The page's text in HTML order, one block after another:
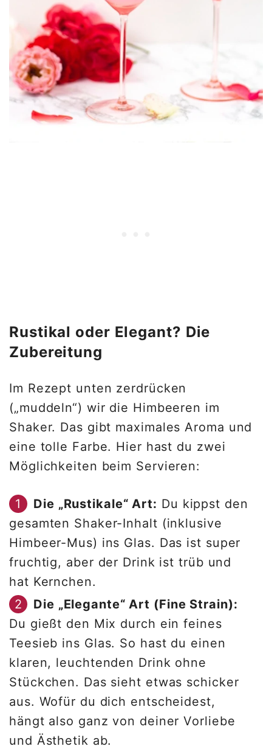
Rustikal oder Elegant? Die
Zubereitung
Im Rezept unten zerdrücken
(„muddeln“) wir die Himbeeren im
Shaker. Das gibt maximales Aroma und
eine tolle Farbe. Hier hast du zwei
Möglichkeiten beim Servieren:
Die „Rustikale“ Art: Du kippst den
gesamten Shaker-Inhalt (inklusive
Himbeer-Mus) ins Glas. Das ist super
fruchtig, aber der Drink ist trüb und
hat Kernchen.
Die „Elegante“ Art (Fine Strain):
Du gießt den Mix durch ein feines
Teesieb ins Glas. So hast du einen
klaren, leuchtenden Drink ohne
Stückchen. Das sieht etwas schicker
aus. Wofür du dich entscheidest,
hängt also ganz von deiner Vorliebe
und Ästhetik ab.